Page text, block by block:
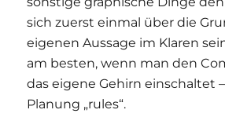
sich zuerst einmal über die
eigenen Aussage im Klaren
am besten, wenn man den
das eigene Gehirn einschaltet
Planung „rules“.